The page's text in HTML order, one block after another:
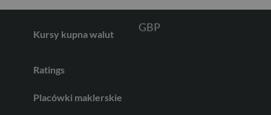
Kursy kupna walut
GBP
Ratings
Placówki maklerskie